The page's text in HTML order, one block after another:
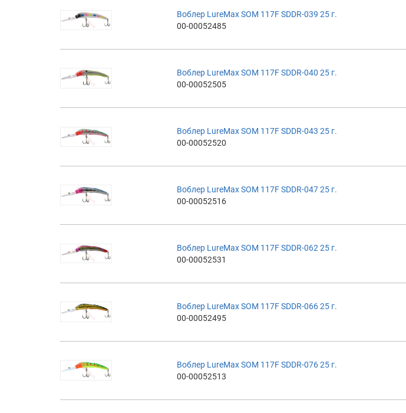
Воблер LureMax SOM 117F SDDR-039 25 г.
00-00052485
Воблер LureMax SOM 117F SDDR-040 25 г.
00-00052505
Воблер LureMax SOM 117F SDDR-043 25 г.
00-00052520
Воблер LureMax SOM 117F SDDR-047 25 г.
00-00052516
Воблер LureMax SOM 117F SDDR-062 25 г.
00-00052531
Воблер LureMax SOM 117F SDDR-066 25 г.
00-00052495
Воблер LureMax SOM 117F SDDR-076 25 г.
00-00052513